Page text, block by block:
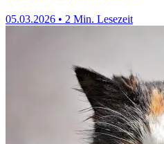
05.03.2026 • 2 Min. Lesezeit